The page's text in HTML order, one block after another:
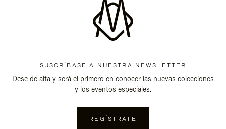
SUSCRÍBASE A NUESTRA NEWSLETTER
Dese de alta y será el primero en conocer las nuevas colecciones
y los eventos especiales.
REGÍSTRATE